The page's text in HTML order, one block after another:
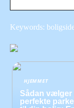
Keywords:
HJEMMET
Sådan vælger
perfekte